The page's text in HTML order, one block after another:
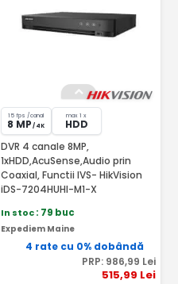
15 fps /canal
8 MP / 4K
max 1 x
HDD
DVR 4 canale 8MP,
1xHDD,AcuSense,Audio prin
Coaxial, Functii IVS- HikVision
iDS-7204HUHI-M1-X
In stoc: 79 buc
Expediem Maine
4 rate cu 0% dobândă
PRP: 986,99 Lei
515,99 Lei